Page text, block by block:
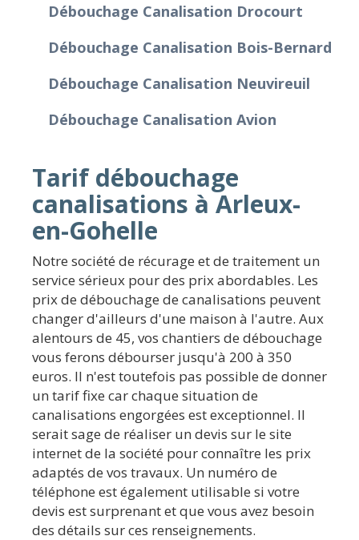
Débouchage Canalisation Drocourt
Débouchage Canalisation Bois-Bernard
Débouchage Canalisation Neuvireuil
Débouchage Canalisation Avion
Tarif débouchage
canalisations à Arleux-
en-Gohelle
Notre société de récurage et de traitement un
service sérieux pour des prix abordables. Les
prix de débouchage de canalisations peuvent
changer d'ailleurs d'une maison à l'autre. Aux
alentours de 45, vos chantiers de débouchage
vous ferons débourser jusqu'à 200 à 350
euros. Il n'est toutefois pas possible de donner
un tarif fixe car chaque situation de
canalisations engorgées est exceptionnel. Il
serait sage de réaliser un devis sur le site
internet de la société pour connaître les prix
adaptés de vos travaux. Un numéro de
téléphone est également utilisable si votre
devis est surprenant et que vous avez besoin
des détails sur ces renseignements.